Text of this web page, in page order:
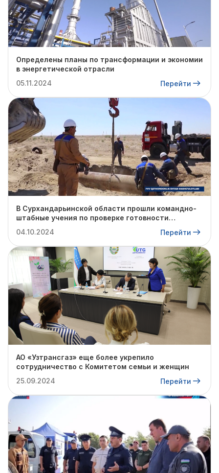
Определены планы по трансформации и экономии
в энергетической отрасли
05.11.2024
Перейти
В Сурхандарьинской области прошли командно-
штабные учения по проверке готовности
отопительному сезону.
04.10.2024 Перейти
АО «Узтрансгаз» еще более укрепило
сотрудничество с Комитетом семьи и женщин
25.09.2024
Перейти